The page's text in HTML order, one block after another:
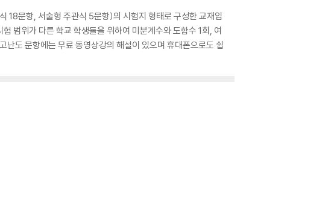
18문항, 서술형 주관식 5문항)의 시험지 형태로 구성한 교재입
범위가 다른 학교 학생들을 위하여 미분계수와 도함수 1회, 여
도 문항에는 무료 동영상강의 해설이 있으며 휴대폰으로도 쉽